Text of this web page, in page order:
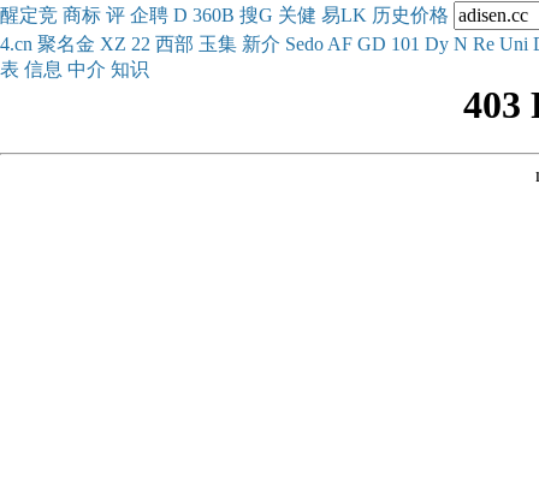
醒定竞 商标 评 企聘 D 360B 搜G 关健 易LK 历史价格
4.cn 聚名金 XZ 22 西部 玉集 新介 Sedo AF GD 101 Dy N Re Uni
表 信息 中介 知识